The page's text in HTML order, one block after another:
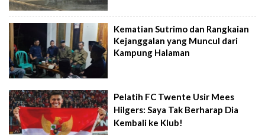
Kematian Sutrimo dan Rangkaian
Kejanggalan yang Muncul dari
Kampung Halaman
Pelatih FC Twente Usir Mees
Hilgers: Saya Tak Berharap Dia
Kembali ke Klub!